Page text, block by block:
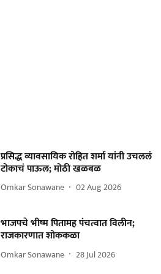
प्रसिद्ध व्यावसायिक रोहित शर्मा यांनी उचललं
टोकाचं पाऊल; मोठी खळबळ
Omkar Sonawane 02 Aug 2026
भाजपचे भीष्म पितामह पंचत्वात विलीन;
राजकारणात शोककळा
Omkar Sonawane 28 Jul 2026